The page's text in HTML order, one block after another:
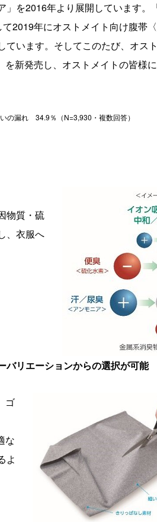
」を2016年より展開しています。
2019年にオストメイト向け腹帯〈
ています。そしてこのたび、オス
新発売し、オストメイトの皆様
の漏れ 34.9％（N=3,930・複数回答）
物質・硫
、衣服へ
バリエーションからの選択が可能
ゴ
な
よ